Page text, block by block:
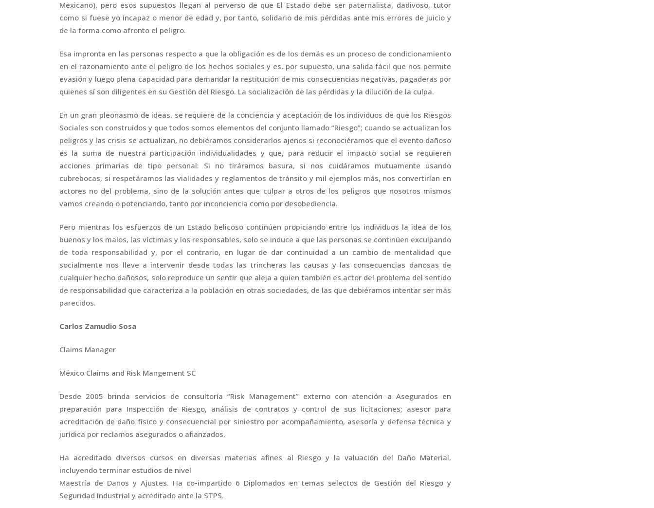
Mexicano), pero esos supuestos llegan al perverso de que El Estado debe ser paternalista, dadivoso, tutor
como si fuese yo incapaz o menor de edad y, por tanto, solidario de mis pérdidas ante mis errores de juicio y
de la forma como afronto el peligro.
Esa impronta en las personas respecto a que la obligación es de los demás es un proceso de condicionamiento
en el razonamiento ante el peligro de los hechos sociales y es, por supuesto, una salida fácil que nos permite
evasión y luego plena capacidad para demandar la restitución de mis consecuencias negativas, pagaderas por
quienes sí son diligentes en su Gestión del Riesgo. La socialización de las pérdidas y la dilución de la culpa.
En un gran pleonasmo de ideas, se requiere de la conciencia y aceptación de los individuos de que los Riesgos
Sociales son construidos y que todos somos elementos del conjunto llamado “Riesgo”; cuando se actualizan los
peligros y las crisis se actualizan, no debiéramos considerarlos ajenos si reconociéramos que el evento dañoso
es la suma de nuestra participación individualidades y que, para reducir el impacto social se requieren
acciones primarias de tipo personal: Si no tiráramos basura, si nos cuidáramos mutuamente usando
cubrebocas, si respetáramos las vialidades y reglamentos de tránsito y mil ejemplos más, nos convertirían en
actores no del problema, sino de la solución antes que culpar a otros de los peligros que nosotros mismos
vamos creando o potenciando, tanto por inconciencia como por desobediencia.
Pero mientras los esfuerzos de un Estado belicoso continúen propiciando entre los individuos la idea de los
buenos y los malos, las víctimas y los responsables, solo se induce a que las personas se continúen exculpando
de toda responsabilidad y, por el contrario, en lugar de dar continuidad a un cambio de mentalidad que
socialmente nos lleve a intervenir desde todas las trincheras las causas y las consecuencias dañosas de
cualquier hecho dañosos, solo reproduce un sentir que aleja a quien también es actor del problema del sentido
de responsabilidad que caracteriza a la población en otras sociedades, de las que debiéramos intentar ser más
parecidos.
Carlos Zamudio Sosa
Claims Manager
México Claims and Risk Mangement SC
Desde 2005 brinda servicios de consultoría “Risk Management” externo con atención a Asegurados en
preparación para Inspección de Riesgo, análisis de contratos y control de sus licitaciones; asesor para
acreditación de daño físico y consecuencial por siniestro por acompañamiento, asesoría y defensa técnica y
jurídica por reclamos asegurados o afianzados.
Ha acreditado diversos cursos en diversas materias afines al Riesgo y la valuación del Daño Material,
incluyendo terminar estudios de nivel
Maestría de Daños y Ajustes. Ha co-impartido 6 Diplomados en temas selectos de Gestión del Riesgo y
Seguridad Industrial y acreditado ante la STPS.